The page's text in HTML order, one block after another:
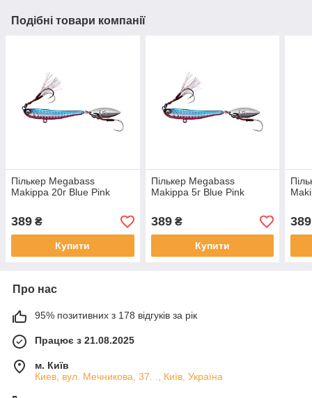
Подібні товари компанії
Пількер Megabass
Makippa 20г Blue Pink
389 ₴
Купити
Пількер Megabass
Makippa 5г Blue Pink
389₴
Купити
389
Про нас
95% позитивних з 178 відгуків за рік
Працює з 21.08.2025
м. Київ
Киев, вул. Мечникова, 37. ., Київ, Україна